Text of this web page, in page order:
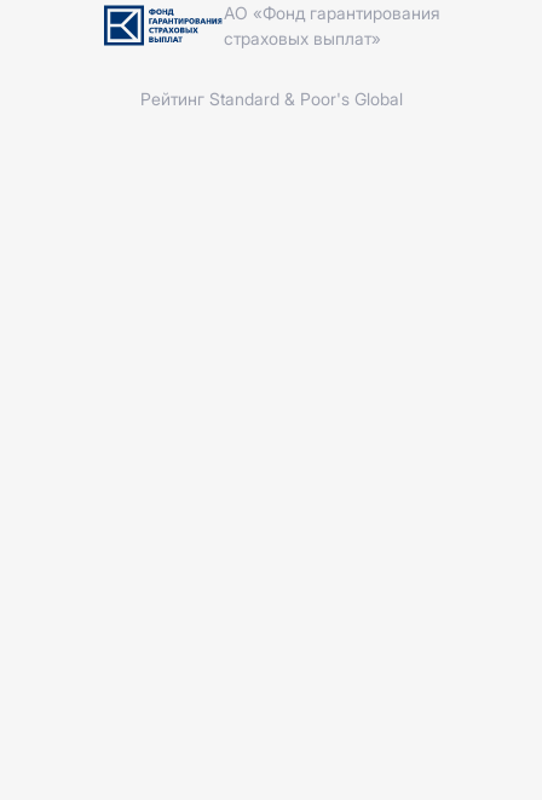
АО «Фонд гарантирования
страховых выплат»
Рейтинг Standard & Poor's Global